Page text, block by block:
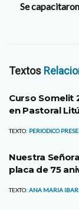
Se
Textos
Curso Somelit
en Pastoral
TEXTO: PERIODICO
Nuestra
placa de 75
TEXTO: ANA MARIA